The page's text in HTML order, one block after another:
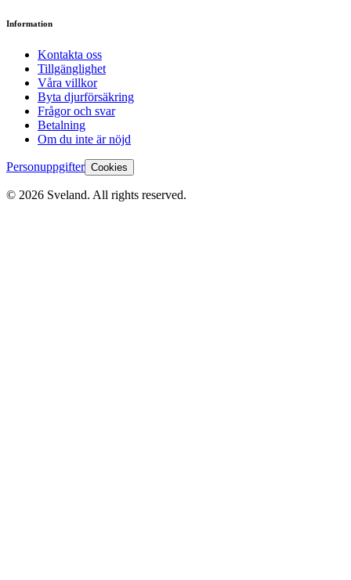
Information
Kontakta oss
Tillgänglighet
Våra villkor
Byta djurförsäkring
Frågor och svar
Betalning
Om du inte är nöjd
Personuppgifter Cookies
© 2026 Sveland. All rights reserved.